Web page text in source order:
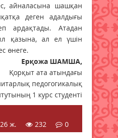
айналасына шашқан
деген адалдығы
ардақтады. Атадан
қазына, ал ел үшін
өнеге.
Ерқожа ШАМША,
Қорқыт ата атындағы
педогогикалық
1 курс студенті
ж.
232 0